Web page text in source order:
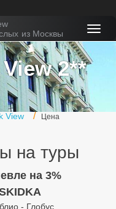
из Москвы
2**
View Цена
на туры
на 3%
- Глобус